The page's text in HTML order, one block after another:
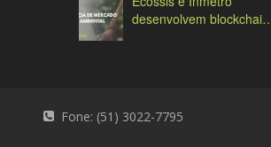
desenvolvem blockchain
Fone: (51) 3022-7795